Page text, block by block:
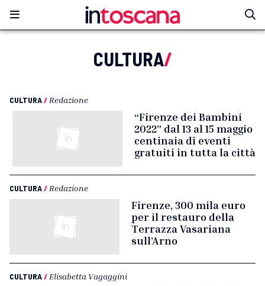
CULTURA/
CULTURA/ Redazione
“Firenze dei Bambini
2022” dal 13 al 15 maggio
centinaia di eventi
gratuiti in tutta la città
CULTURA/ Redazione
Firenze, 300 mila euro
per il restauro della
Terrazza Vasariana
sull’Arno
CULTURA/ Elisabetta Vagaggini